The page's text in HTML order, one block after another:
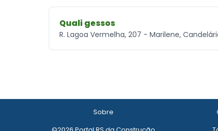
Quali gessos
R. Lagoa Vermelha, 207 - Marilene,
Sobre